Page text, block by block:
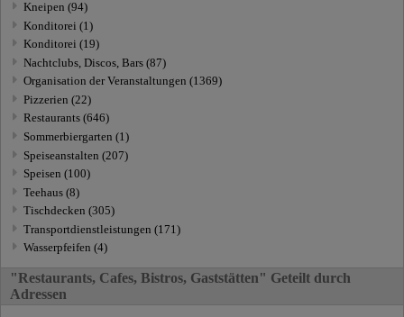
Kneipen (94)
Konditorei (1)
Konditorei (19)
Nachtclubs, Discos, Bars (87)
Organisation der Veranstaltungen (1369)
Pizzerien (22)
Restaurants (646)
Sommerbiergarten (1)
Speiseanstalten (207)
Speisen (100)
Teehaus (8)
Tischdecken (305)
Transportdienstleistungen (171)
Wasserpfeifen (4)
"Restaurants, Cafes, Bistros, Gaststätten" Geteilt durch
Adressen